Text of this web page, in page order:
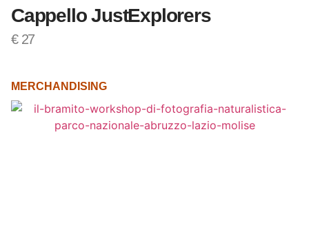
Cappello JustExplorers
€27
MERCHANDISING